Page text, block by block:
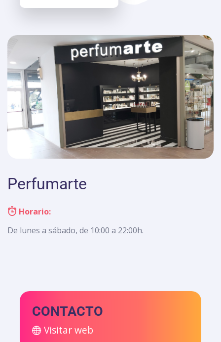
Perfumarte
Horario:
De lunes a sábado, de 10:00 a 22:00h.
CONTACTO
Visitar web